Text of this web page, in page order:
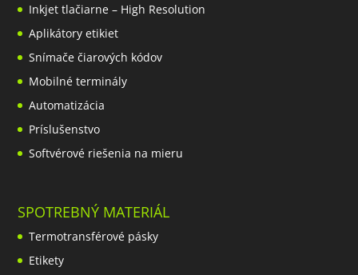
Inkjet tlačiarne – High Resolution
Aplikátory etikiet
Snímače čiarových kódov
Mobilné terminály
Automatizácia
Príslušenstvo
Softvérové riešenia na mieru
SPOTREBNÝ MATERIÁL
Termotransférové pásky
Etikety